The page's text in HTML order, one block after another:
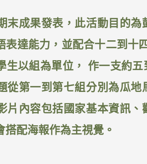
末成果發表，此活動目的
表達能力，並配合十二到十
生以組為單位， 作一支約
從第一到第七組分別為瓜
片內容包括國家基本資訊
配海報作為主視覺。